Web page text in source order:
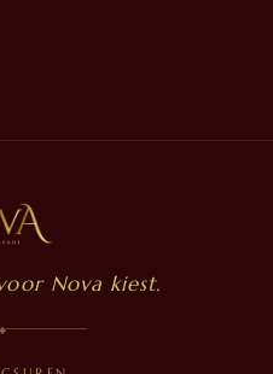
Nova kiest.
◆